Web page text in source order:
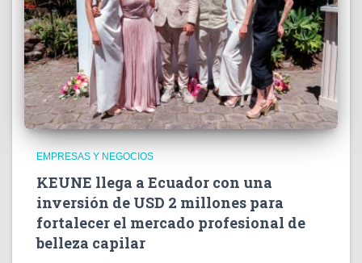
EMPRESAS Y NEGOCIOS
KEUNE llega a Ecuador con una
inversión de USD 2 millones para
fortalecer el mercado profesional de
belleza capilar